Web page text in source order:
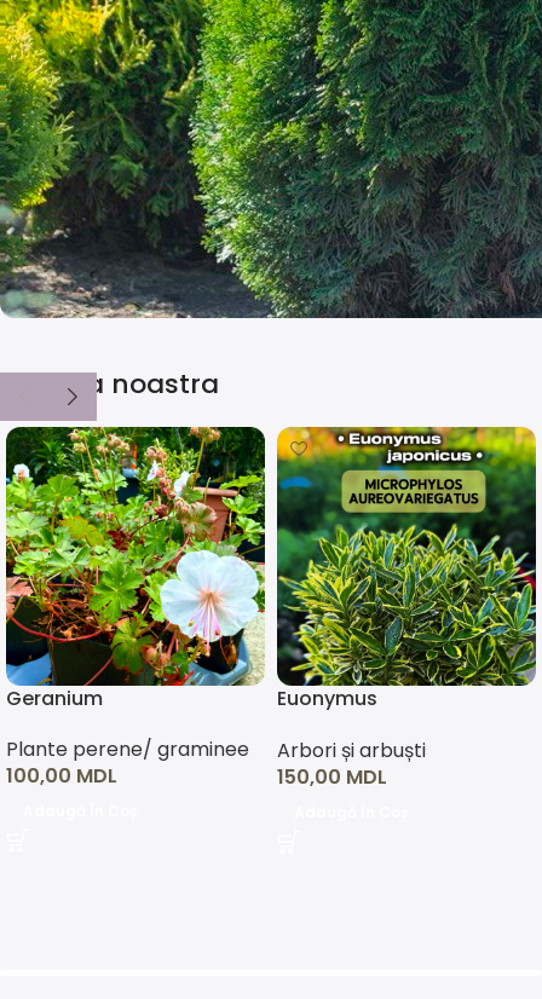
Thuja Smaragd
Ofertă disponibilă pentru toate Tuile Smaragd
Cumpără acum
Selecția noastra
Geranium
Plante perene/ graminee
100,00 MDL
Euonymus
Arbori și arbuști
150,00 MDL